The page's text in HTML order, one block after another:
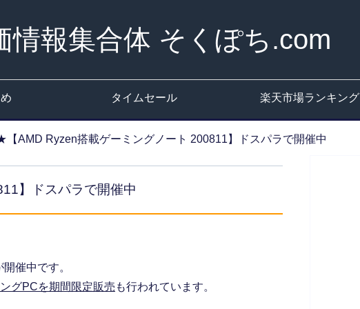
情報集合体 そくぽち.com
タイムセール 楽天市場ランキング
【AMD Ryzen搭載ゲーミングノート 200811】ドスパラで開催中
】ドスパラで開催中
開催中です。
グPCを期間限定販売 も行われています。